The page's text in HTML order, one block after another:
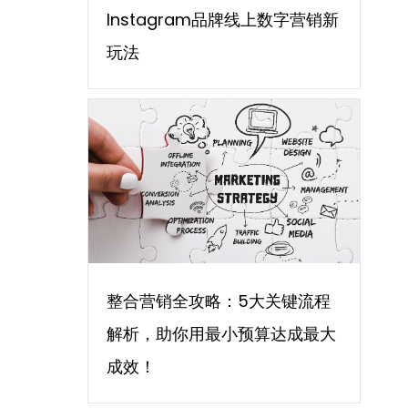
Instagram品牌线上数字营销新
玩法
整合营销全攻略：5大关键流程
解析，助你用最小预算达成最大
成效！